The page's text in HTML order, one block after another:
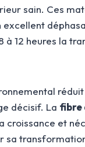
sain. Ces
excellent
à 12 heures la
décisif. La fibre
croissance et
sa